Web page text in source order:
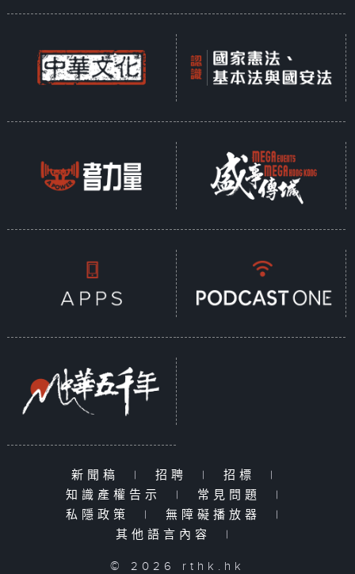
新聞稿 | 招聘 | 招標
|
知識產權告示
| 常見問題
|
私隱政策
| 無障礙播放器
|
其他語言內容
|
© 2026 rthk.hk